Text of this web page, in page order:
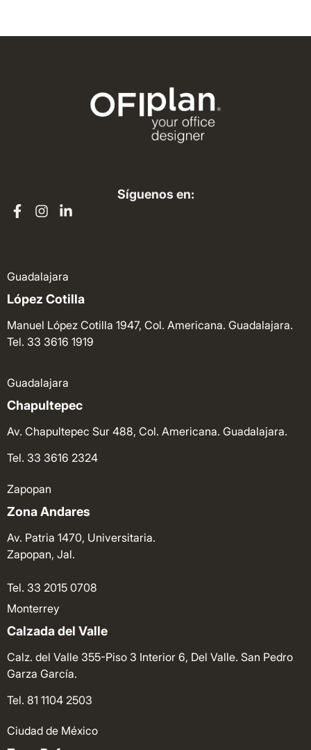
Síguenos en:
Guadalajara
López Cotilla
Manuel López Cotilla 1947, Col. Americana. Guadalajara.
Tel. 33 3616 1919
Guadalajara
Chapultepec
Av. Chapultepec Sur 488, Col. Americana. Guadalajara.
Tel. 33 3616 2324
Zapopan
Zona Andares
Av. Patria 1470, Universitaria.
Zapopan, Jal.
Tel. 33 2015 0708
Monterrey
Calzada del Valle
Calz. del Valle 355-Piso 3 Interior 6, Del Valle. San Pedro
Garza García.
Tel. 81 1104 2503
Ciudad de México